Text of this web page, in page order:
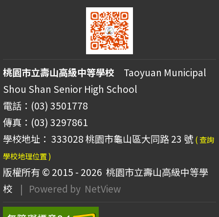
桃園市立壽山高級中等學校 Taoyuan Municipal
Shou Shan Senior High School
電話：(03) 3501778
傳真：(03) 3297861
學校地址： 333028 桃園市龜山區大同路 23 號 ( 查詢
學校地理位置 )
版權所有 © 2015 - 2026 桃園市立壽山高級中等學
校
| Powered by NetView